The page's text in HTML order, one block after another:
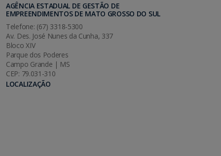
AGÊNCIA ESTADUAL DE GESTÃO DE
EMPREENDIMENTOS DE MATO GROSSO DO SUL
Telefone: (67) 3318-5300
Av. Des. José Nunes da Cunha, 337
Bloco XIV
Parque dos Poderes
Campo Grande | MS
CEP: 79.031-310
LOCALIZAÇÃO